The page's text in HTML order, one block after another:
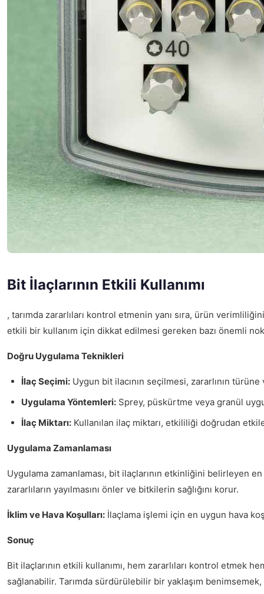
Bit İlaçlarının Etkili Kullanımı
, tarımda zararlıları kontrol etmenin yanı sıra, ürün
etkili bir kullanım için dikkat edilmesi gereken bazı önemli
Doğru Uygulama Teknikleri
İlaç Seçimi: Uygun bit ilacının seçilmesi, zararlının
Uygulama Yöntemleri: Sprey, püskürtme veya granül
İlaç Miktarı: Kullanılan ilaç miktarı, etkililiği doğrudan
Uygulama Zamanlaması
Uygulama zamanlaması, bit ilaçlarının etkinliğini belirleyen
zararlıların yayılmasını önler ve bitkilerin sağlığını korur.
İklim ve Hava Koşulları: İlaçlama işlemi için en uygun hava
Sonuç
Bit ilaçlarının etkili kullanımı, hem zararlıları kontrol etmek
sağlanabilir. Tarımda sürdürülebilir bir yaklaşım